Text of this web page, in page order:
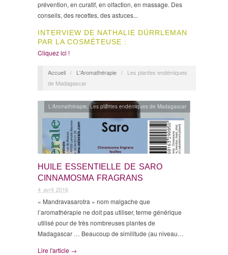
prévention, en curatif, en olfaction, en massage. Des
conseils, des recettes, des astuces...
INTERVIEW DE NATHALIE DÜRRLEMAN
PAR LA COSMÉTEUSE :
Cliquez ici !
Accueil / L'Aromathérapie /
Les plantes endémiques
de Madagascar
HUILE ESSENTIELLE DE SARO
CINNAMOSMA FRAGRANS
4 avril 2016
L'Aromathérapie ,Les plantes endémiques de Madagascar
« Mandravasarotra » nom malgache que
l’aromathérapie ne doit pas utiliser, terme générique
utilisé pour de très nombreuses plantes de
Madagascar … Beaucoup de similitude (au niveau…
Lire l'article →